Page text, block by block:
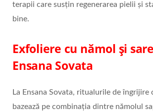
terapii care susțin regenerarea pielii și
bine.
Exfoliere cu nămol și
Ensana Sovata
La Ensana Sovata, ritualurile de îngrijire
bazează pe combinația dintre nămolul